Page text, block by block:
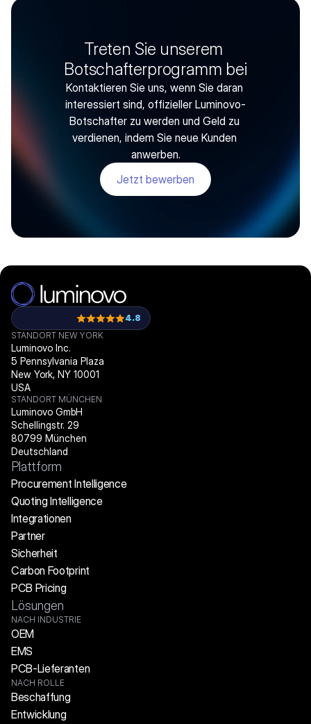
Treten Sie unserem
Botschafterprogramm bei
Kontaktieren Sie uns, wenn Sie daran
interessiert sind, offizieller Luminovo-
Botschafter zu werden und Geld zu
verdienen, indem Sie neue Kunden
anwerben.
Jetzt bewerben
4.8
STANDORT NEW YORK
Luminovo Inc.
5 Pennsylvania Plaza
New York, NY 10001
USA
STANDORT MÜNCHEN
Luminovo GmbH
Schellingstr. 29
80799 München
Deutschland
Plattform
Procurement Intelligence
Quoting Intelligence
Integrationen
Partner
Sicherheit
Carbon Footprint
PCB Pricing
Lösungen
NACH INDUSTRIE
OEM
EMS
PCB-Lieferanten
NACH ROLLE
Beschaffung
Entwicklung